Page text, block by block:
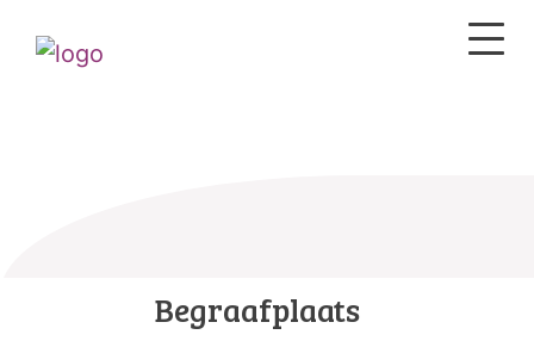
Begraafplaats